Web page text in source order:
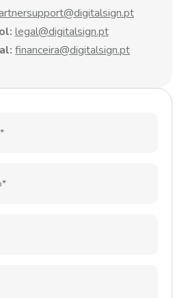
legal@digitalsign.pt
financeira@digitalsign.pt